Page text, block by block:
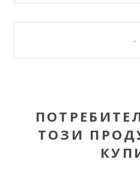
-
ТОЗИ